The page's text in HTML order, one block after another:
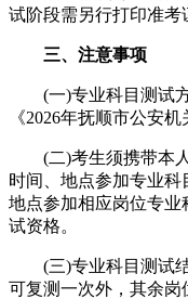
试阶段需另行打印准考
三、注意事项
(一)专业科目测试方
《2026年抚顺市公安
(二)考生须携带本人
时间、地点参加专业科
地点参加相应岗位专业
试资格。
(三)专业科目测试结
可复测一次外，其余岗